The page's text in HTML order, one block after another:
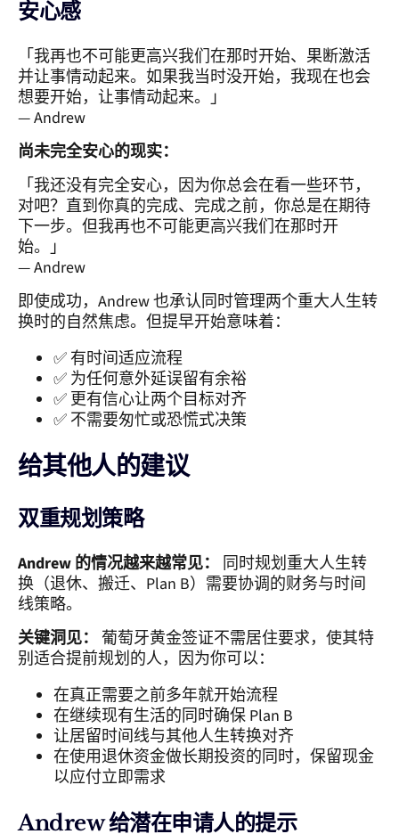
安心感
「我再也不可能更高兴我们在那时开始、果断激活
并让事情动起来。如果我当时没开始，我现在也会
想要开始，让事情动起来。」
— Andrew
尚未完全安心的现实：
「我还没有完全安心，因为你总会在看一些环节，
对吧？直到你真的完成、完成之前，你总是在期待
下一步。但我再也不可能更高兴我们在那时开
始。」
— Andrew
即使成功，Andrew 也承认同时管理两个重大人生转
换时的自然焦虑。但提早开始意味着：
✅ 有时间适应流程
✅ 为任何意外延误留有余裕
✅ 更有信心让两个目标对齐
✅ 不需要匆忙或恐慌式决策
给其他人的建议
双重规划策略
Andrew 的情况越来越常见：
同时规划重大人生转
换（退休、搬迁、Plan B）需要协调的财务与时间
线策略。
关键洞见： 葡萄牙黄金签证不需居住要求，使其特
别适合提前规划的人，因为你可以：
在真正需要之前多年就开始流程
在继续现有生活的同时确保 Plan B
让居留时间线与其他人生转换对齐
在使用退休资金做长期投资的同时，保留现金
以应付立即需求
Andrew 给潜在申请人的提示